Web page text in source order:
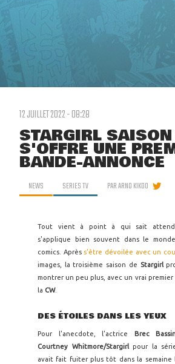
12 JUILLET 2022 - 08:28
STARGIRL
S'OFFRE UNE
BANDE-ANNONCE
NEWS SERIES TV PARARNO KIKOO
Tout vient à point à qui sait
s'applique bien souvent dans le
comics. Après s'être dévoilée avec un
images, la troisième saison de Stargirl
montrer un peu plus, avec un vrai premier
la CW.
DES ÉTOILES DANS LES YEUX
Pour l'anecdote, l'actrice Brec
Courtney Whitmore/Stargirlpour la
avait fait fuiter plus tôt dans la semaine